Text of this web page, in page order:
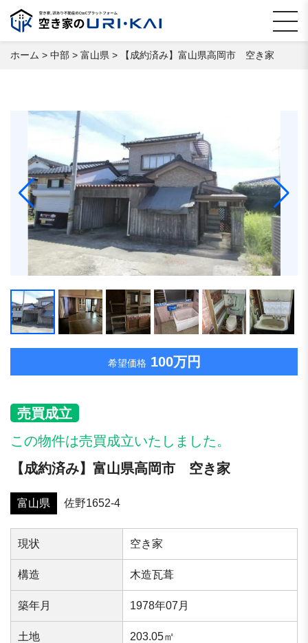
ホーム > 中部 > 富山県 > 【成約済み】富山県高岡市 空き家
希望価格100万円
売買成立
この物件は売買成立いたしました。
【成約済み】富山県高岡市 空き家
富山県 佐野1652-4
現状 空き家
構造 木造瓦葺
築年⽉ 1978年07月
⼟地 203.05㎡